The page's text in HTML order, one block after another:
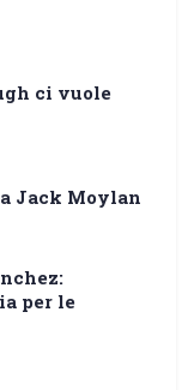
ci vuole
Jack Moylan
per le